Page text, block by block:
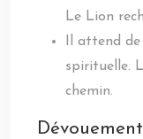
Le Lion
Il attend
spirituelle.
chemin.